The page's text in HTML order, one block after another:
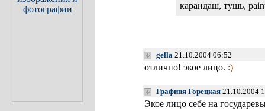
карандаш, тушь,
gella 21.10.2004 06:52
отлично! экое лицо. :)
Графиня Горецкая 21.10.2004
Экое лицо себе на